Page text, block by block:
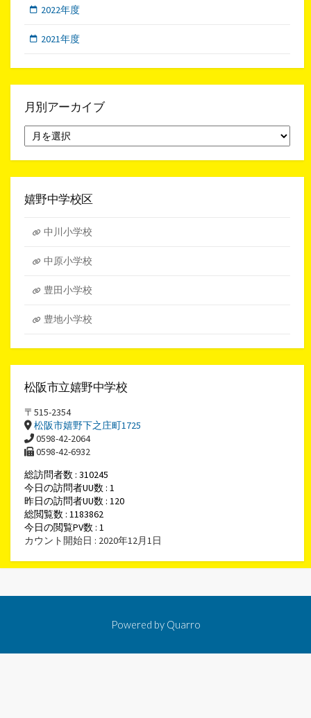
2022年度
2021年度
月別アーカイブ
別
ア
イ
嬉野中学校区
中川小学校
中原小学校
豊田小学校
豊地小学校
松阪市立嬉野中学校
〒515-2354
松阪市嬉野下之庄町1725
0598-42-2064
0598-42-6932
総訪問者数 : 310245
今日の訪問者UU数 : 1
昨日の訪問者UU数 : 120
総閲覧数 : 1183862
今日の閲覧PV数 : 1
カウント開始日 : 2020年12月1日
Powered by Quarro